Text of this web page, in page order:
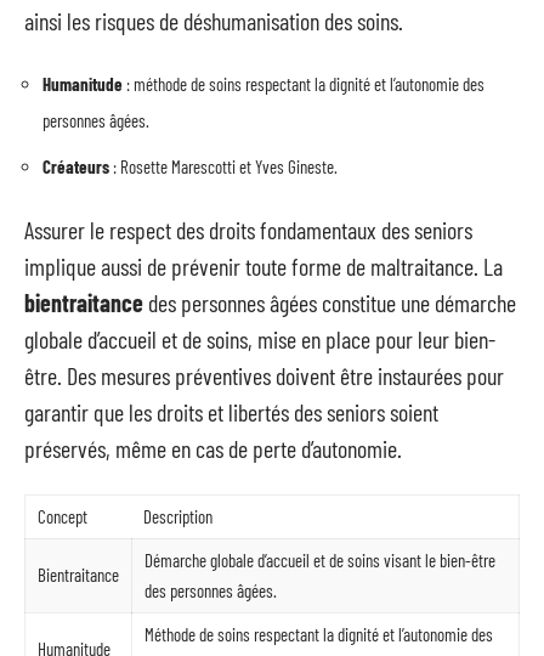
ainsi les risques de déshumanisation des soins.
Humanitude : méthode de soins respectant la dignité et l’autonomie des
personnes âgées.
Créateurs : Rosette Marescotti et Yves Gineste.
Assurer le respect des droits fondamentaux des seniors
implique aussi de prévenir toute forme de maltraitance. La
bientraitance des personnes âgées constitue une démarche
globale d’accueil et de soins, mise en place pour leur bien-
être. Des mesures préventives doivent être instaurées pour
garantir que les droits et libertés des seniors soient
préservés, même en cas de perte d’autonomie.
Concept Description
Bientraitance
Démarche globale d’accueil et de soins visant le bien-être
des personnes âgées.
Humanitude
Méthode de soins respectant la dignité et l’autonomie des